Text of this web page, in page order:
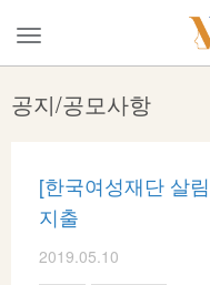
메
뉴
기
공지/공모사항
[한국여성재단 살
지출
2019.05.10